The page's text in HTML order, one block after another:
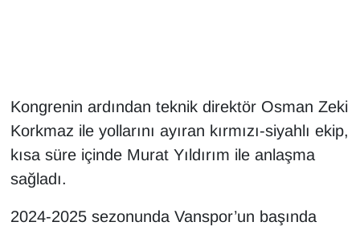
Kongrenin ardından teknik direktör Osman Zeki
Korkmaz ile yollarını ayıran kırmızı-siyahlı ekip,
kısa süre içinde Murat Yıldırım ile anlaşma
sağladı.
2024-2025 sezonunda Vanspor’un başında
İngilizce
Kadın